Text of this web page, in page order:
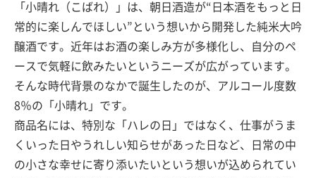
「小晴れ（こばれ）」は、朝日酒造が“日本酒をもっと日
常的に楽しんでほしい”という想いから開発した純米大吟
醸酒です。近年はお酒の楽しみ方が多様化し、自分のペ
ースで気軽に飲みたいというニーズが広がっています。
そんな時代背景のなかで誕生したのが、アルコール度数
8％の「小晴れ」です。
商品名には、特別な「ハレの日」ではなく、仕事がうま
くいった日やうれしい知らせがあった日など、日常の中
の小さな幸せに寄り添いたいという想いが込められてい